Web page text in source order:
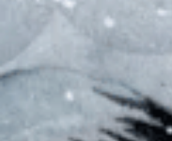
Français